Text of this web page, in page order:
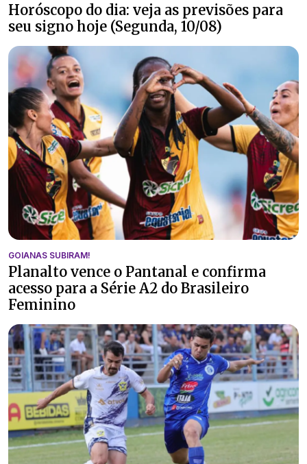
Horóscopo do dia: veja as previsões para
seu signo hoje (Segunda, 10/08)
GOIANAS SUBIRAM!
Planalto vence o Pantanal e confirma
acesso para a Série A2 do Brasileiro
Feminino